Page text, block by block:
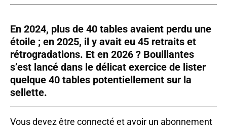
En 2024, plus de 40 tables avaient perdu une
étoile ; en 2025, il y avait eu 45 retraits et
rétrogradations. Et en 2026 ? Bouillantes
s’est lancé dans le délicat exercice de lister
quelque 40 tables potentiellement sur la
sellette.
Vous devez être connecté et avoir un abonnement